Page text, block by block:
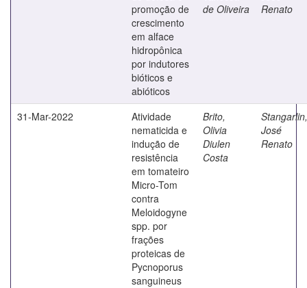
promoção de
crescimento
em alface
hidropônica
por indutores
bióticos e
abióticos
de Oliveira
Renato
31-Mar-2022
Atividade
nematicida e
indução de
resistência
em tomateiro
Micro-Tom
contra
Meloidogyne
spp. por
frações
proteicas de
Pycnoporus
sanguineus
Brito,
Olivia
Diulen
Costa
Stangarlin,
José
Renato